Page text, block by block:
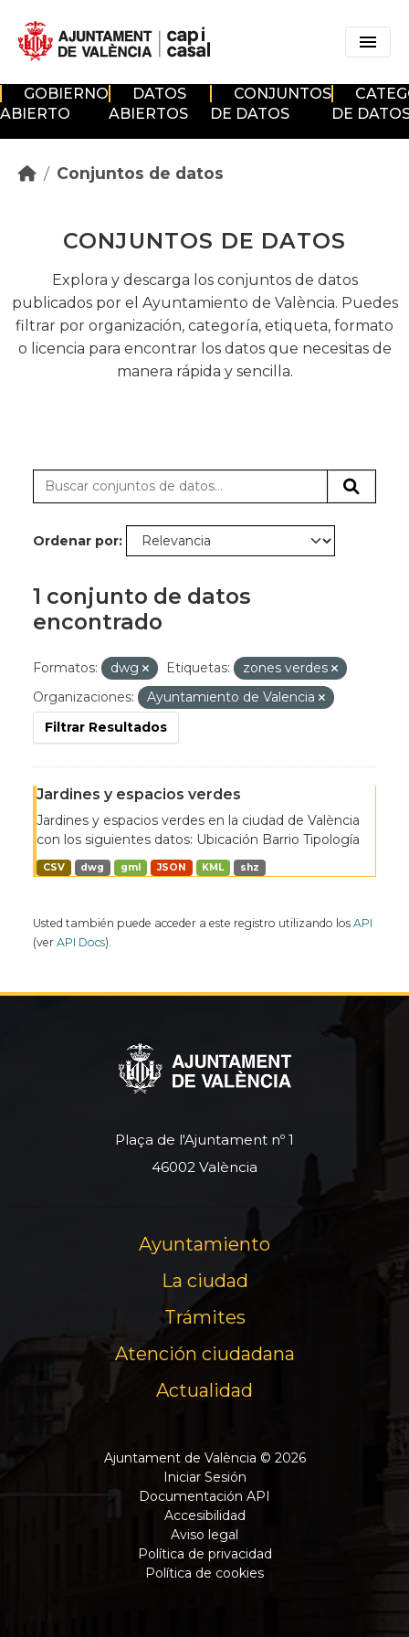
GOBIERNO
ABIERTO
DATOS
ABIERTOS
CONJUNTOS
DE DATOS
DE
Conjuntos de datos
CONJUNTOS DE DATOS
Explora y descarga los conjuntos de datos
publicados por el Ayuntamiento de València. Puedes
filtrar por organización, categoría, etiqueta, formato
o licencia para encontrar los datos que necesitas de
manera rápida y sencilla.
Ordenar por
1 conjunto de datos
encontrado
Formatos: dwg Etiquetas:
zones verdes
Organizaciones:
Ayuntamiento de Valencia
Filtrar Resultados
Jardines y espacios verdes
Jardines y espacios verdes en la ciudad de València
con los siguientes datos: Ubicación Barrio Tipología
CSV dwg gml JSON KML shz
Usted también puede acceder a este registro utilizando los API
(ver API Docs).
Plaça de l'Ajuntament nº 1
46002 València
Ayuntamiento
La ciudad
Trámites
Atención ciudadana
Actualidad
Ajuntament de València © 2026
Iniciar Sesión
Documentación API
Accesibilidad
Aviso legal
Política de privacidad
Política de cookies